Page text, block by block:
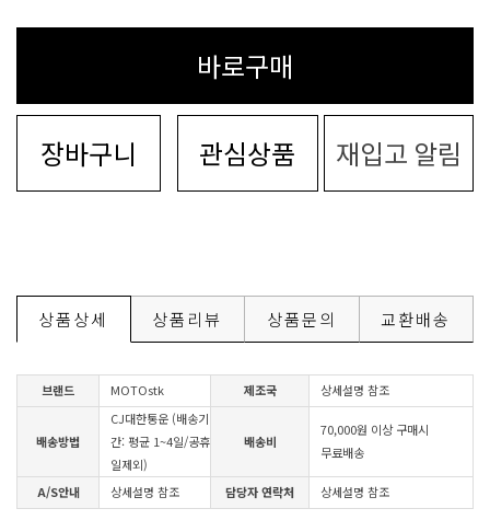
바로구매
장바구니 관심상품 재입고 알림
상품상세 상품리뷰 상품문의 교환배송
브랜드 MOTOstk 제조국 상세설명 참조
배송방법
CJ대한통운 (배송기
간: 평균 1~4일/공휴
일제외)
배송비
70,000원 이상 구매시
무료배송
A/S안내 상세설명 참조 담당자 연락처 상세설명 참조